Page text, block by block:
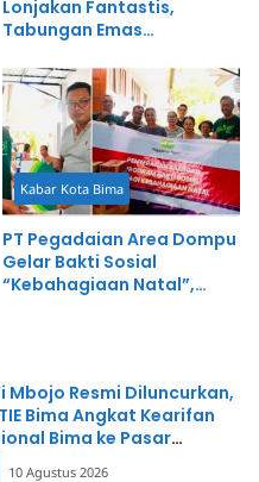
Lonjakan Fantastis,
Tabungan Emas
Persen!
Kabar Kota Bima
PT Pegadaian Area Dompu
Gelar Bakti Sosial
“Kebahagiaan Natal”,
Mbojo Resmi Diluncurkan,
Bima Angkat Kearifan
Bima ke Pasar
10 Agustus 2026